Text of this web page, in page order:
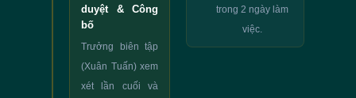
duyệt & Công
bố
Trưởng biên tập
(Xuân Tuấn) xem
xét lần cuối và
trong 2 ngày làm
việc.